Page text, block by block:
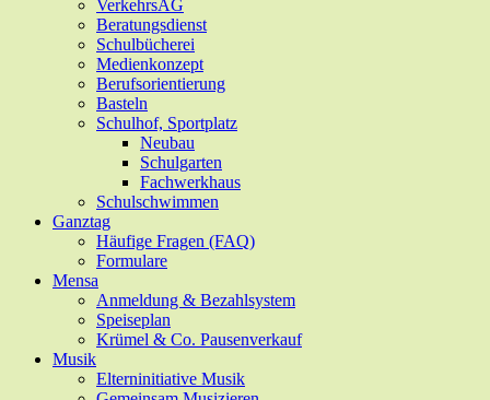
VerkehrsAG
Beratungsdienst
Schulbücherei
Medienkonzept
Berufsorientierung
Basteln
Schulhof, Sportplatz
Neubau
Schulgarten
Fachwerkhaus
Schulschwimmen
Ganztag
Häufige Fragen (FAQ)
Formulare
Mensa
Anmeldung & Bezahlsystem
Speiseplan
Krümel & Co. Pausenverkauf
Musik
Elterninitiative Musik